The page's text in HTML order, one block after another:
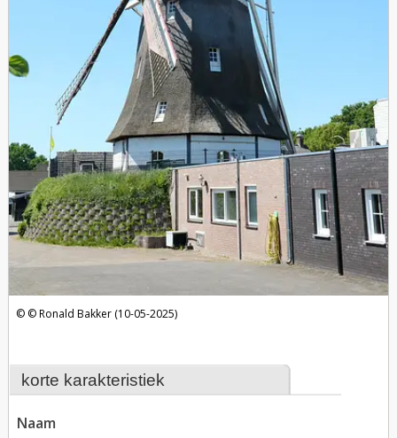
korte karakteristiek
naam
Ronald Bakker (10-05-2025)